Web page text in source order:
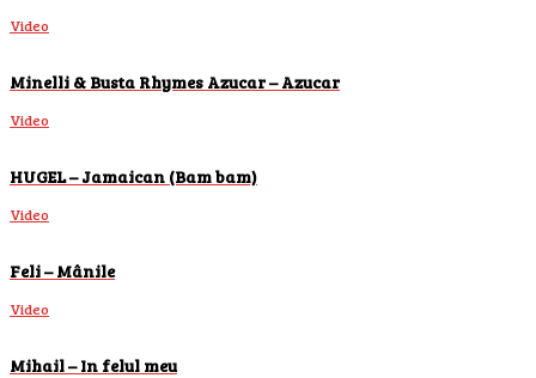
Video
Minelli & Busta Rhymes Azucar – Azucar
Video
HUGEL – Jamaican (Bam bam)
Video
Feli – Mânile
Video
Mihail – In felul meu